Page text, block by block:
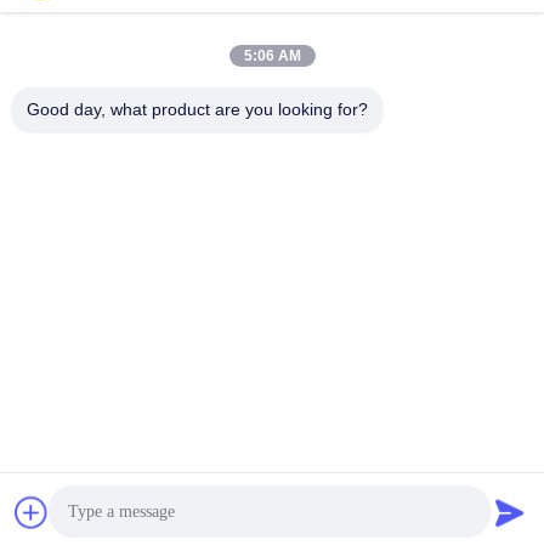
5:06 AM
Good day, what product are you looking for?